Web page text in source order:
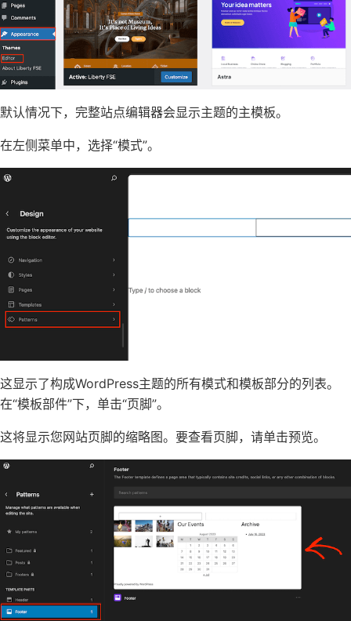
默认情况下，完整站点编辑器会显示主题的主模板。
在左侧菜单中，选择“模式”。
这显示了构成WordPress主题的所有模式和模板部分的列表。
在“模板部件”下，单击“页脚”。
这将显示您网站页脚的缩略图。要查看页脚，请单击预览。